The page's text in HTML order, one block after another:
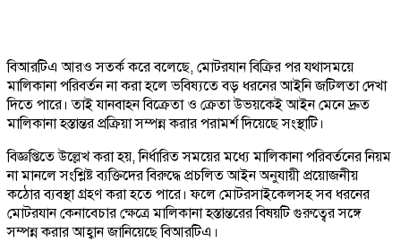
বিআরটিএ আরও সতর্ক করে বলেছে, মোটরযান বিক্রির পর যথাসময়ে
মালিকানা পরিবর্তন না করা হলে ভবিষ্যতে বড় ধরনের আইনি জটিলতা দেখা
দিতে পারে। তাই যানবাহন বিক্রেতা ও ক্রেতা উভয়কেই আইন মেনে দ্রুত
মালিকানা হস্তান্তর প্রক্রিয়া সম্পন্ন করার পরামর্শ দিয়েছে সংস্থাটি।
বিজ্ঞপ্তিতে উল্লেখ করা হয়, নির্ধারিত সময়ের মধ্যে মালিকানা পরিবর্তনের নিয়ম
না মানলে সংশ্লিষ্ট ব্যক্তিদের বিরুদ্ধে প্রচলিত আইন অনুযায়ী প্রয়োজনীয়
কঠোর ব্যবস্থা গ্রহণ করা হতে পারে। ফলে মোটরসাইকেলসহ সব ধরনের
মোটরযান কেনাবেচার ক্ষেত্রে মালিকানা হস্তান্তরের বিষয়টি গুরুত্বের সঙ্গে
সম্পন্ন করার আহ্বান জানিয়েছে বিআরটিএ।